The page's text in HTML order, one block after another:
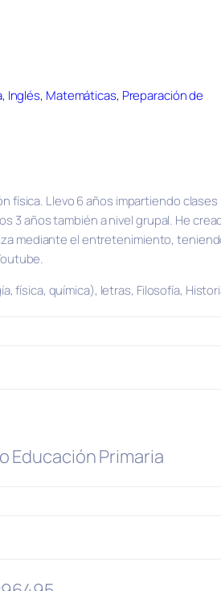
, Inglés, Matemáticas, Preparación de
física. Llevo 6 años impartiendo clases
3 años también a nivel grupal. He
mediante el entretenimiento,
física, química), letras, Filosofía,
Educación Primaria